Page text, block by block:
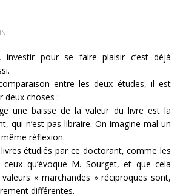
investir pour se faire plaisir c’est déjà
entre les deux études, il est
deux choses :
une baisse de la valeur du livre est la
qui n’est pas libraire. On imagine mal un
réflexion.
livres étudiés par ce doctorant, comme les
qu’évoque M. Sourget, et que cela
« marchandes » réciproques sont,
différentes.